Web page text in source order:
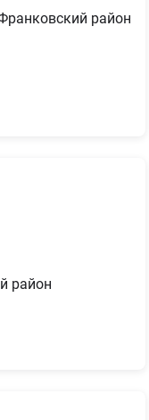
район
район